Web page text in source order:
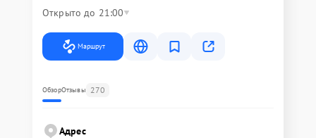
Открыто до 21:00
Маршрут
ОбзорОтзывы 270
Адрес